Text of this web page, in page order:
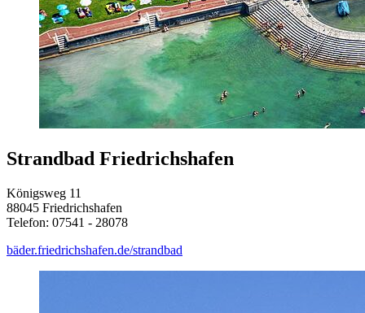
Strandbad Friedrichshafen
Königsweg 11
88045 Friedrichshafen
Telefon: 07541 - 28078
bäder.friedrichshafen.de/strandbad